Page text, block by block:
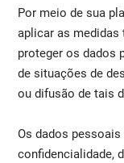
Por meio de sua
aplicar as medidas
proteger os dados
de situações de
ou difusão de tais
Os dados
confidencialidade,